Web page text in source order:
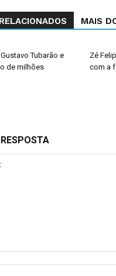
MAIS
Tubarão e
de milhões
Zé
com a